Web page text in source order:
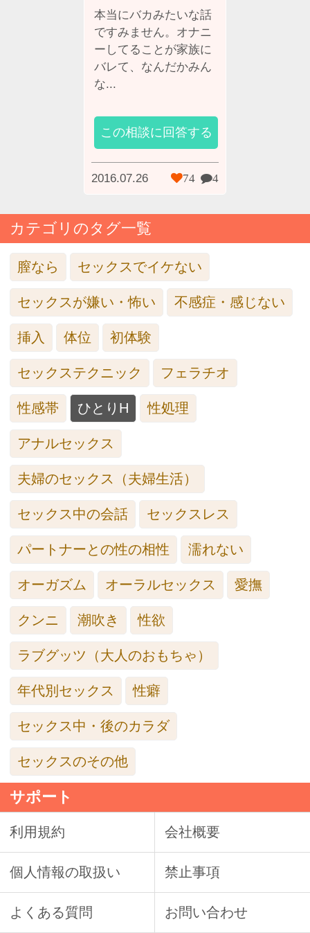
本当にバカみたいな話
ですみません。オナニ
ーしてることが家族に
バレて、なんだかみん
な...
この相談に回答する
2016.07.26 74 4
カテゴリのタグ一覧
膣なら セックスでイケない
セックスが嫌い・怖い 不感症・感じない
挿入 体位 初体験
セックステクニック フェラチオ
性感帯 ひとりH 性処理
アナルセックス
夫婦のセックス（夫婦生活）
セックス中の会話 セックスレス
パートナーとの性の相性 濡れない
オーガズム オーラルセックス 愛撫
クンニ 潮吹き 性欲
ラブグッツ（大人のおもちゃ）
年代別セックス 性癖
セックス中・後のカラダ
セックスのその他
サポート
利用規約 会社概要
個人情報の取扱い 禁止事項
よくある質問 お問い合わせ